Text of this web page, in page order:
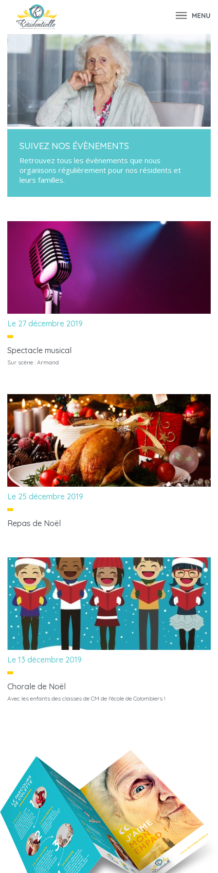
MENU
SUIVEZ NOS ÉVÈNEMENTS
Retrouvez tous les évènements que nous
organisons régulièrement pour nos résidents et
leurs familles.
Le 27 décembre 2019
Spectacle musical
Sur scène : Armand
Le 25 décembre 2019
Repas de Noël
Le 13 décembre 2019
Chorale de Noël
Avec les enfants des classes de CM de l'école de Colombiers !